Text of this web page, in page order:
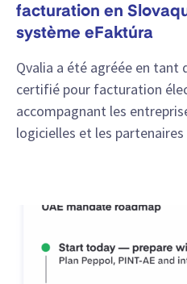
facturation en
système eFaktúra
Qvalia a été agréée en tant
certifié pour facturation
accompagnant les
logicielles et les